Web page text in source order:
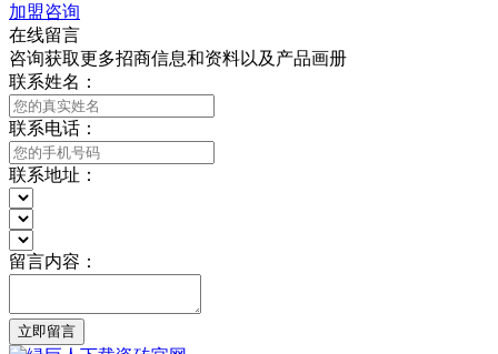
加盟咨询
在线留言
咨询获取更多招商信息和资料以及产品画册
联系姓名：
联系电话：
联系地址：
留言内容：
立即留言